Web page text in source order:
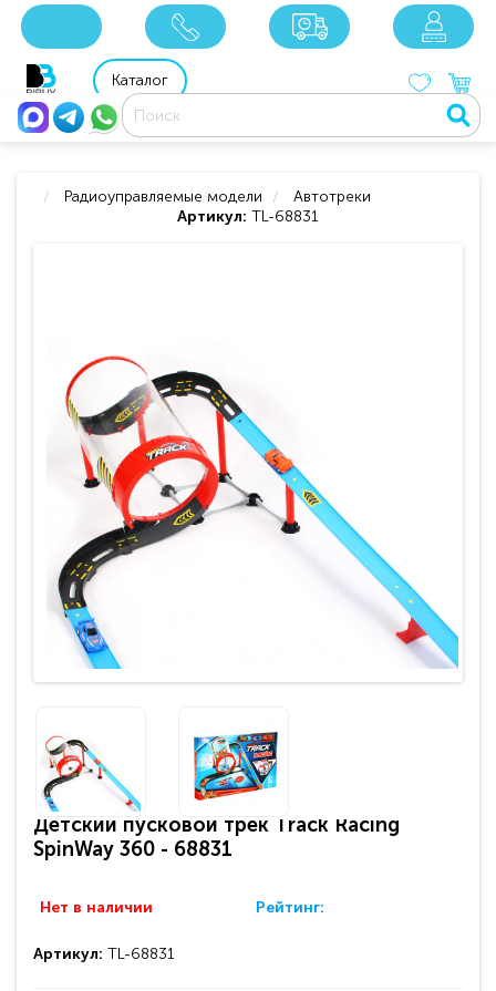
8 800 201 92 06
Каталог
Радиоуправляемые модели
Автотреки
Артикул: TL-68831
Детский пусковой трек Track Racing
SpinWay 360 - 68831
Нет в наличии Рейтинг:
Артикул: TL-68831
xxx